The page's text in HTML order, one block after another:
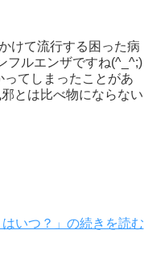
けて流行する困った病
ルエンザですね(^_^;)
てしまったことがあ
とは比べ物にならない
いつ？」の続きを読む